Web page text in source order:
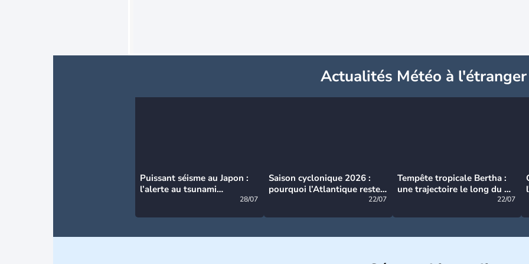
Actualités Météo à l'étranger
Puissant séisme au Japon :
l’alerte au tsunami
28/07
Saison cyclonique 2026 :
pourquoi l’Atlantique reste
22/07
Tempête tropicale Bertha :
une trajectoire le long du du
22/07